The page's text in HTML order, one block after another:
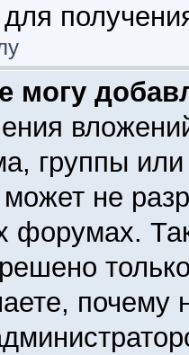
могу
группы
не
форумах.
почему